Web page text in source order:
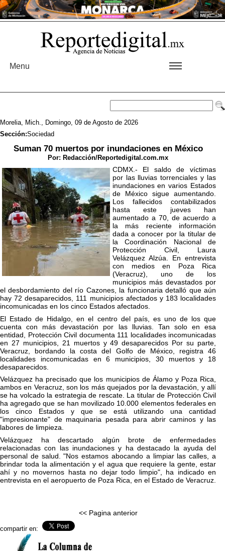
Menu
Morelia, Mich., Domingo, 09 de Agosto de 2026
Sección:Sociedad
Suman 70 muertos por inundaciones en México
Por: Redacción/Reportedigital.com.mx
CDMX.- El saldo de víctimas
por las lluvias torrenciales y las
inundaciones en varios Estados
de México sigue aumentando.
Los fallecidos contabilizados
hasta este jueves han
aumentado a 70, de acuerdo a
la más reciente información
dada a conocer por la titular de
la Coordinación Nacional de
Protección Civil, Laura
Velázquez Alzúa. En entrevista
con medios en Poza Rica
(Veracruz), uno de los
municipios más devastados por
el desbordamiento del río Cazones, la funcionaria detalló que aún
hay 72 desaparecidos, 111 municipios afectados y 183 localidades
incomunicadas en los cinco Estados afectados.
El Estado de Hidalgo, en el centro del país, es uno de los que
cuenta con más devastación por las lluvias. Tan solo en esa
entidad, Protección Civil documenta 111 localidades incomunicadas
en 27 municipios, 21 muertos y 49 desaparecidos Por su parte,
Veracruz, bordando la costa del Golfo de México, registra 46
localidades incomunicadas en 6 municipios, 30 muertos y 18
desaparecidos.
Velázquez ha precisado que los municipios de Álamo y Poza Rica,
ambos en Veracruz, son los más quejados por la devastación, y allí
se ha volcado la estrategia de rescate. La titular de Protección Civil
ha agregado que se han movilizado 10.000 elementos federales en
los cinco Estados y que se está utilizando una cantidad
"impresionante" de maquinaria pesada para abrir caminos y las
labores de limpieza.
Velázquez ha descartado algún brote de enfermedades
relacionadas con las inundaciones y ha destacado la ayuda del
personal de salud. "Nos estamos abocando a limpiar las calles, a
brindar toda la alimentación y el agua que requiere la gente, estar
ahí y no movernos hasta no dejar todo limpio", ha indicado en
entrevista en el aeropuerto de Poza Rica, en el Estado de Veracruz.
<< Pagina anterior
compartir en: